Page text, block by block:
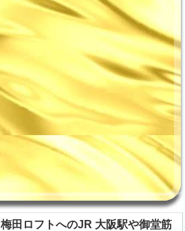
梅田ロフトへのJR 大阪駅や御堂筋